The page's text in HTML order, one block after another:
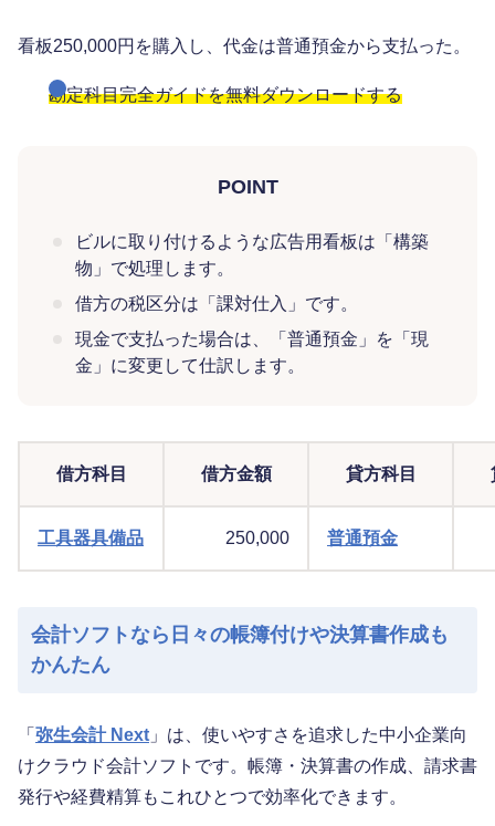
看板250,000円を購入し、代金は普通預金から支払った。
勘定科目完全ガイドを無料ダウンロードする
POINT
ビルに取り付けるような広告用看板は「構築
物」で処理します。
借方の税区分は「課対仕入」です。
現金で支払った場合は、「普通預金」を「現
金」に変更して仕訳します。
借方科目 借方金額 貸方科目
工具器具備品 250,000 普通預金
会計ソフトなら日々の帳簿付けや決算書作成も
かんたん
「 弥生会計 Next 」は、使いやすさを追求した中小企業向
けクラウド会計ソフトです。帳簿・決算書の作成、請求書
発行や経費精算もこれひとつで効率化できます。